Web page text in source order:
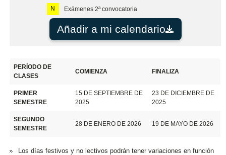
N Exámenes 2ª convocatoria
Añadir a mi calendario
PERÍODO DE
CLASES
COMIENZA FINALIZA
PRIMER
SEMESTRE
15 DE SEPTIEMBRE DE
2025
23 DE DICIEMBRE DE
2025
SEGUNDO
SEMESTRE
28 DE ENERO DE 2026 19 DE MAYO DE 2026
Los días festivos y no lectivos podrán tener variaciones en función